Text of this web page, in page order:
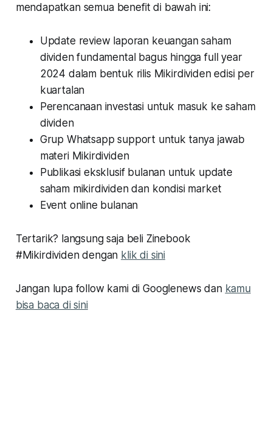
mendapatkan semua benefit di bawah ini:
Update review laporan keuangan saham
dividen fundamental bagus hingga full year
2024 dalam bentuk rilis Mikirdividen edisi per
kuartalan
Perencanaan investasi untuk masuk ke saham
dividen
Grup Whatsapp support untuk tanya jawab
materi Mikirdividen
Publikasi eksklusif bulanan untuk update
saham mikirdividen dan kondisi market
Event online bulanan
Tertarik? langsung saja beli Zinebook
#Mikirdividen dengan klik di sini
Jangan lupa follow kami di Googlenews dan kamu
bisa baca di sini